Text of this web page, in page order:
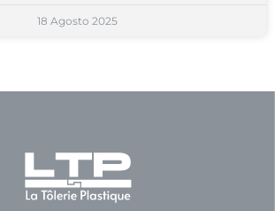
18 Agosto 2025